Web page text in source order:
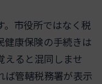
。市役所ではなく税
健康保険の手続きは
えると混同しませ
ば管轄税務署が表示